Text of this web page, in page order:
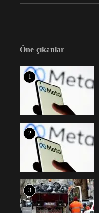
Öne çıkanlar
1
2
3